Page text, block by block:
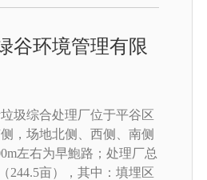
谷环境管理有限
圾综合处理厂位于平谷区
，场地北侧、西侧、南侧
左右为早鮑路；处理厂总
244.5亩），其中：填埋区